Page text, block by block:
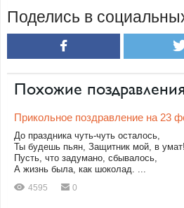
Поделись в
Похожие поздравления
Прикольное поздравление на 23
До праздника чуть-чуть осталось,
Ты будешь пьян, Защитник мой, в умат!
Пусть, что задумано, сбывалось,
А жизнь была, как шоколад. ...
4595 0